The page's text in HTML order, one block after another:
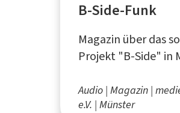
B-Side-Funk
Magazin über das
Projekt "B-Side" in
münster e.V.
Audio Magazin
e.V. Münster